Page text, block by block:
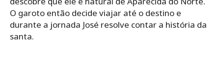
O garoto então decide viajar até o destino e
durante a jornada José resolve contar a história da
santa.